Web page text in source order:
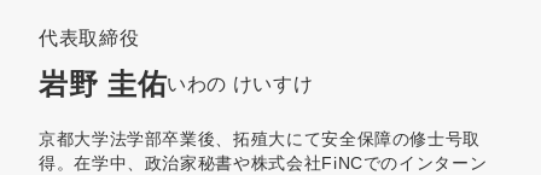
代表取締役
岩野 圭佑いわの けいすけ
京都大学法学部卒業後、拓殖大にて安全保障の修士号取
得。在学中、政治家秘書や株式会社FiNCでのインターン